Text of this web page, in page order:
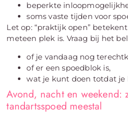
beperkte
soms vaste tijden voor
Let op: “praktijk open”
meteen plek is. Vraag bij het
of je vandaag nog
of er een spoedblok is,
wat je kunt doen totdat je
Avond, nacht en weekend:
tandartsspoed meestal